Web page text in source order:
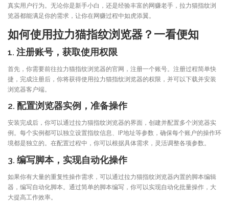
真实用户行为。无论你是新手小白，还是经验丰富的网赚老手，拉力猫指纹浏
览器都能满足你的需求，让你在网赚过程中如虎添翼。
如何使用拉力猫指纹浏览器？一看便知
1. 注册账号，获取使用权限
首先，你需要前往拉力猫指纹浏览器的官网，注册一个账号。注册过程简单快
捷，完成注册后，你将获得使用拉力猫指纹浏览器的权限，并可以下载并安装
浏览器客户端。
2. 配置浏览器实例，准备操作
安装完成后，你可以通过拉力猫指纹浏览器的界面，创建并配置多个浏览器实
例。每个实例都可以独立设置指纹信息、IP地址等参数，确保每个账户的操作环
境都是独立的。在配置过程中，你可以根据具体需求，灵活调整各项参数。
3. 编写脚本，实现自动化操作
如果你有大量的重复性操作需求，可以通过拉力猫指纹浏览器内置的脚本编辑
器，编写自动化脚本。通过简单的脚本编写，你可以实现自动化批量操作，大
大提高工作效率。